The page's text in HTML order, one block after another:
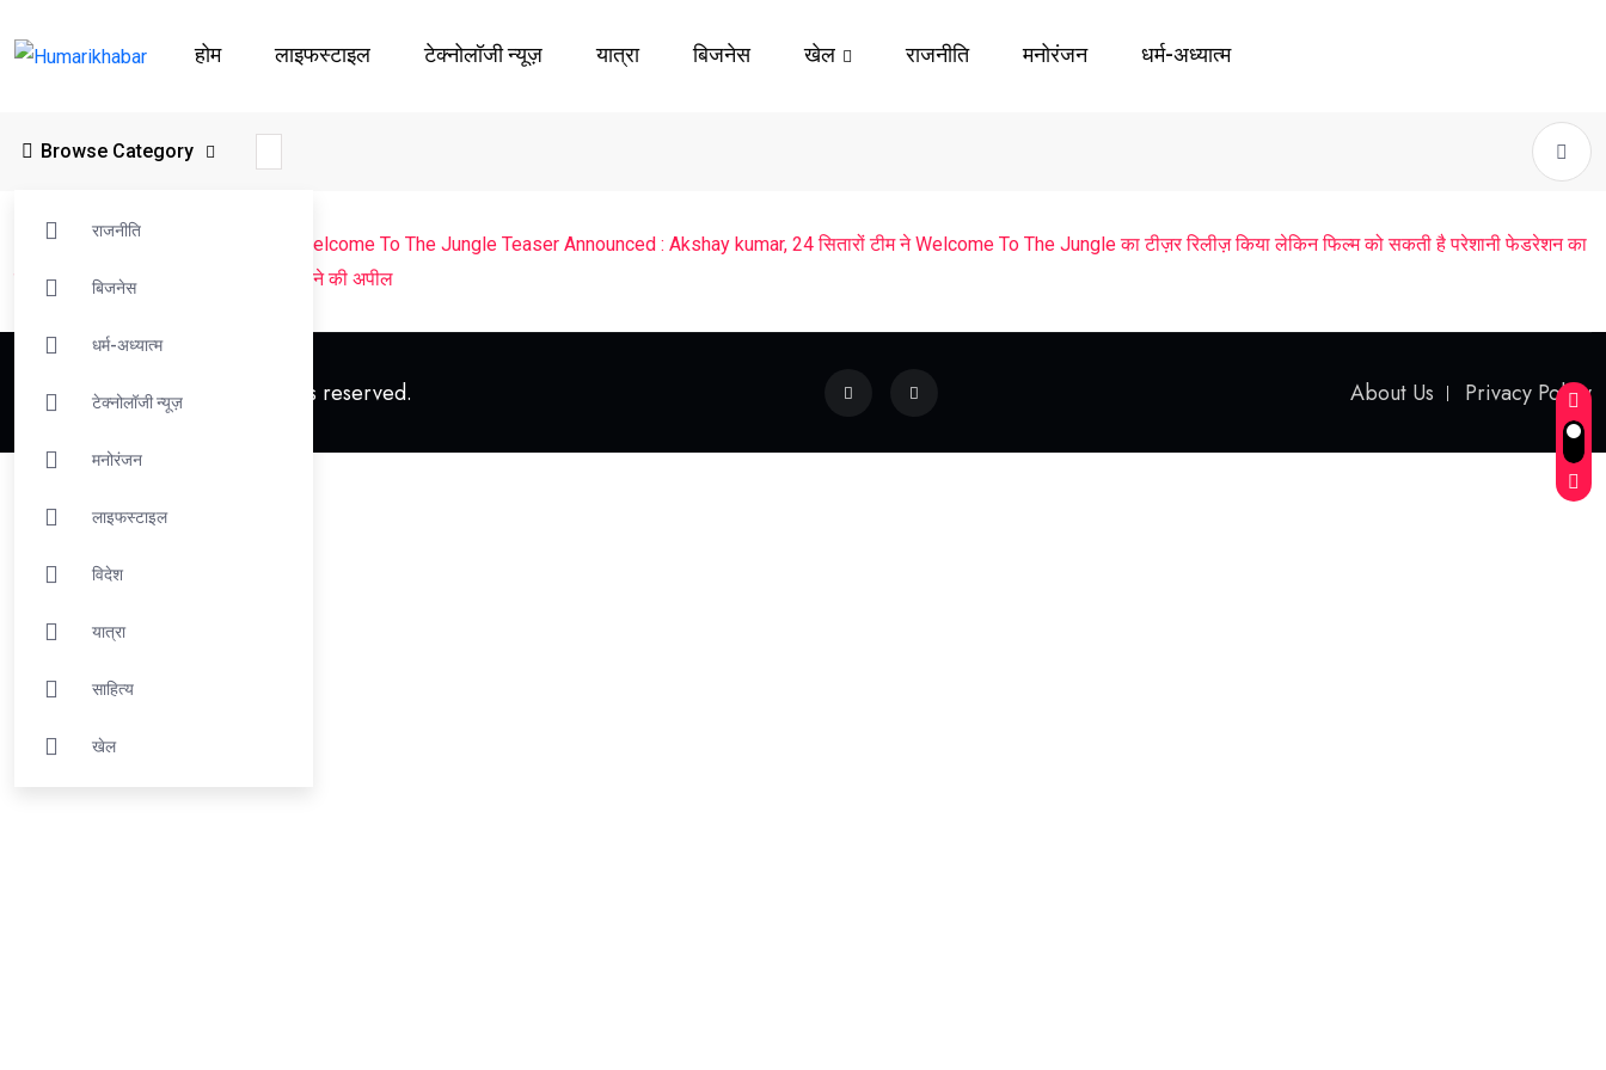
होम लाइफस्‍टाइल टेक्नोलॉजी न्यूज़ यात्रा बिजनेस खेल राजनीति मनोरंजन धर्म-अध्यात्म
Browse Category
राजनीति
बिजनेस
धर्म-अध्यात्म
टेक्नोलॉजी न्यूज़
मनोरंजन
लाइफस्‍टाइल
विदेश
यात्रा
साहित्य
खेल
Humarikhabar>
Welcome To The Jungle Teaser Announced : Akshay kumar, 24 सितारों टीम ने Welcome To The Jungle का टीज़र रिलीज़ किया लेकिन फिल्म को सकती है परेशानी फेडरेशन का
नया नोटिस ,Akshay kumar से काम ना करने की अपील
© 2023 Humarikhabar. All rights reserved. About Us Privacy Policy